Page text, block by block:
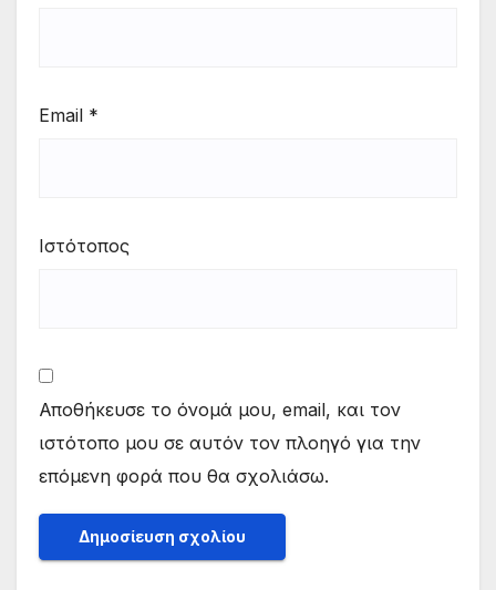
Email *
Ιστότοπος
Αποθήκευσε το όνομά μου, email, και τον
ιστότοπο μου σε αυτόν τον πλοηγό για την
επόμενη φορά που θα σχολιάσω.